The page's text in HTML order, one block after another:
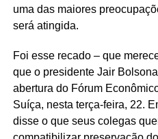
uma das maiores
será atingida.
Foi esse recado – que
que o presidente Jair
abertura do Fórum
Suíça, nesta terça-feira, 22.
disse o que seus colegas